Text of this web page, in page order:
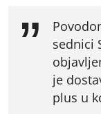
sednici
je
plus u